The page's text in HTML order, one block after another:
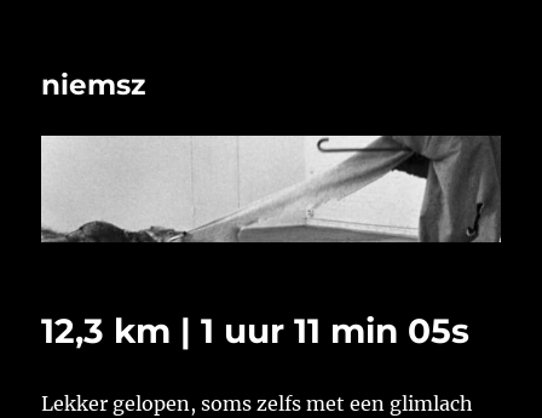
niemsz
12,3 km | 1 uur 11 min 05s
Lekker gelopen, soms zelfs met een glimlach